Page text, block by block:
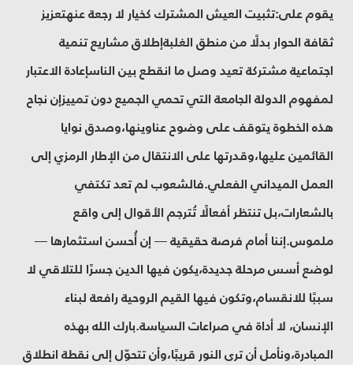
يقوم على:تثبيت العيش المشترك كخيار لا رجعة عنهتعزيز
ثقافة الحوار بدلًا من منطق الغلبةإطلاق مشاريع تنمية
اجتماعية مشتركة تعيد وصل ما انقطع بين الناسإعادة الاعتبار
لمفهوم الدولة الجامعة التي تحمي الجميع دون تمييزإن نجاح
هذه الخطوة يتوقف على وضوح عناوينها،وصدق نوايا
القائمين عليها،وقدرتها على الانتقال من الإطار الرمزي إلى
العمل الميداني الفعلي.فالشعوب لم تعد تكتفي
بالشعارات،بل تنتظر أفعالًا تُترجم الأقوال إلى واقع
ملموس.إننا أمام فرصة حقيقية — إن أُحسن استثمارها —
لوضع أسس مرحلة جديدة،يكون فيها الدين جسرًا للتلاقي لا
سببًا للانقسام،وتكون فيها القيم الروحية رافعة لبناء
الإنسان، لا أداة في صراعات السياسة.بارك الله بهذه
المبادرة،ونأمل أن ترى النور قريبًا،وأن تتحوّل إلى نقطة انطلاق